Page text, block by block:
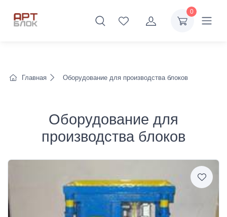
0
Главная Оборудование для производства блоков
Оборудование для
производства блоков